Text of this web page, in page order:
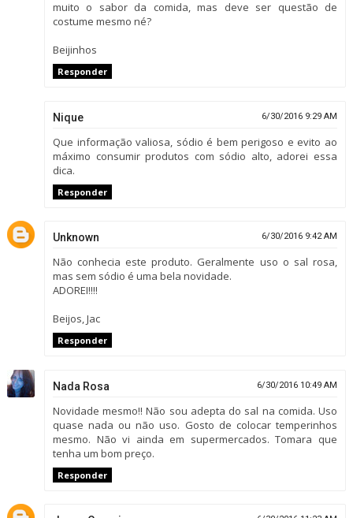
muito o sabor da comida, mas deve ser questão de
costume mesmo né?
Beijinhos
Responder
Nique 6/30/2016 9:29 AM
Que informação valiosa, sódio é bem perigoso e evito ao
máximo consumir produtos com sódio alto, adorei essa
dica.
Responder
Unknown 6/30/2016 9:42 AM
Não conhecia este produto. Geralmente uso o sal rosa,
mas sem sódio é uma bela novidade.
ADOREI!!!!
Beijos, Jac
Responder
Nada Rosa 6/30/2016 10:49 AM
Novidade mesmo!! Não sou adepta do sal na comida. Uso
quase nada ou não uso. Gosto de colocar temperinhos
mesmo. Não vi ainda em supermercados. Tomara que
tenha um bom preço.
Responder